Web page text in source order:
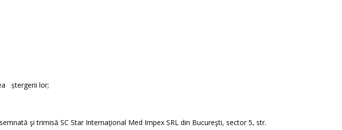
ștergerii lor;
şi trimisă SC Star Internaţional Med Impex SRL din Bucureşti, sector 5, str.